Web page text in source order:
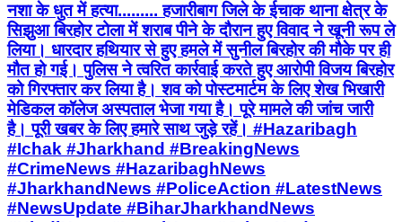
नशा के धुत में हत्या......... हजारीबाग जिले के ईचाक थाना क्षेत्र के
सिझुआ बिरहोर टोला में शराब पीने के दौरान हुए विवाद ने खूनी रूप ले
लिया। धारदार हथियार से हुए हमले में सुनील बिरहोर की मौके पर ही
मौत हो गई। पुलिस ने त्वरित कार्रवाई करते हुए आरोपी विजय बिरहोर
को गिरफ्तार कर लिया है। शव को पोस्टमार्टम के लिए शेख भिखारी
मेडिकल कॉलेज अस्पताल भेजा गया है। पूरे मामले की जांच जारी
है। पूरी खबर के लिए हमारे साथ जुड़े रहें। #Hazaribagh
#Ichak #Jharkhand #BreakingNews
#CrimeNews #HazaribaghNews
#JharkhandNews #PoliceAction #LatestNews
#NewsUpdate #BiharJharkhandNews